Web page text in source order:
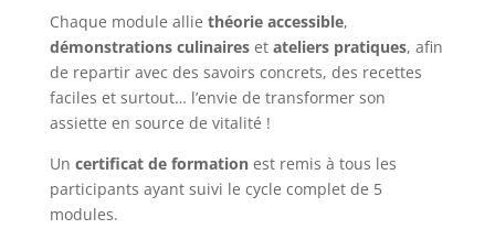
Chaque module allie théorie accessible,
démonstrations culinaireset ateliers pratiques, afin
de repartir avec des savoirs concrets, des recettes
faciles et surtout… l’envie de transformer son
assiette en source de vitalité !
Un certificat de formationest remis à tous les
participants ayant suivi le cycle complet de 5
modules.